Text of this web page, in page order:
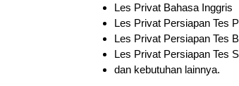
Les Privat Bahasa Inggris
Les Privat Persiapan Tes
Les Privat Persiapan Tes
Les Privat Persiapan Tes
dan kebutuhan lainnya.